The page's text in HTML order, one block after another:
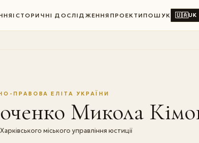
ІСТОРИЧНІ ДОСЛІДЖЕННЯ ПРОЕКТИ ПОШУК 🇺🇦UK
ПРАВОВА ЕЛІТА УКРАЇНИ
Микола
міського управління юстиції